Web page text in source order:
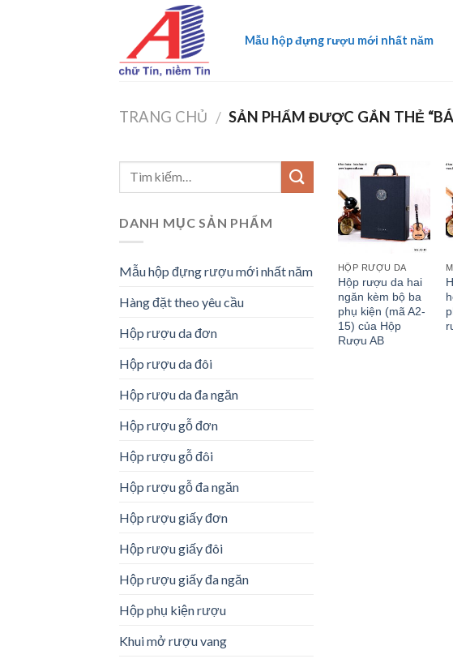
Mẫu hộp đựng rượu mới nhất năm
TRANG CHỦ / SẢN PHẨM ĐƯỢC GẮN THẺ
DANH MỤC SẢN PHẨM
Mẫu hộp đựng rượu mới nhất năm
Hàng đặt theo yêu cầu
Hộp rượu da đơn
Hộp rượu da đôi
Hộp rượu da đa ngăn
Hộp rượu gỗ đơn
Hộp rượu gỗ đôi
Hộp rượu gỗ đa ngăn
Hộp rượu giấy đơn
Hộp rượu giấy đôi
Hộp rượu giấy đa ngăn
Hộp phụ kiện rượu
Khui mở rượu vang
HỘP RƯỢU DA
Hộp rượu da hai
ngăn kèm bộ ba
phụ kiện (mã A2-
15) của Hộp
Rượu AB